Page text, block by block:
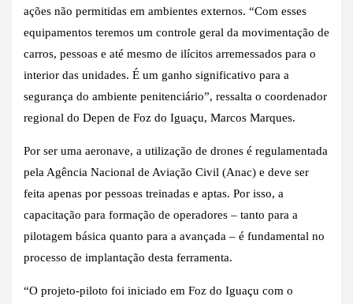
ações não permitidas em ambientes externos. “Com esses
equipamentos teremos um controle geral da movimentação de
carros, pessoas e até mesmo de ilícitos arremessados para o
interior das unidades. É um ganho significativo para a
segurança do ambiente penitenciário”, ressalta o coordenador
regional do Depen de Foz do Iguaçu, Marcos Marques.
Por ser uma aeronave, a utilização de drones é regulamentada
pela Agência Nacional de Aviação Civil (Anac) e deve ser
feita apenas por pessoas treinadas e aptas. Por isso, a
capacitação para formação de operadores – tanto para a
pilotagem básica quanto para a avançada – é fundamental no
processo de implantação desta ferramenta.
“O projeto-piloto foi iniciado em Foz do Iguaçu com o